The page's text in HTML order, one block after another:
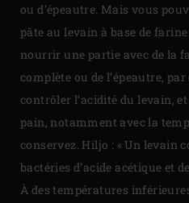
ou d’épeautre. Mais vous
pâte au levain à base de
nourrir une partie avec de la
complète ou de l’épeautre,
contrôler l’acidité du levain,
pain, notamment avec la
conservez. Hiljo : « Un levain
bactéries d’acide acétique et
À des températures